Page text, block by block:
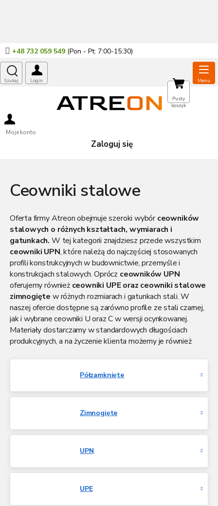
+48 732 059 549
Moje konto
Zaloguj się
KOSZYK
Pusty
koszyk
Ceowniki stalowe
Oferta firmy Atreon obejmuje szeroki wybórceowników
stalowych o różnych kształtach, wymiarach i
gatunkach. W tej kategorii znajdziesz przede wszystkim
ceowniki UPN, które należą do najczęściej stosowanych
profili konstrukcyjnych w budownictwie, przemyśle i
konstrukcjach stalowych. Oprócz ceowników UPN
oferujemy również ceowniki UPE oraz ceowniki stalowe
zimnogięte w różnych rozmiarach i gatunkach stali. W
naszej ofercie dostępne są zarówno profile ze stali czarnej,
jak i wybrane ceowniki U oraz C w wersji ocynkowanej.
Materiały dostarczamy w standardowych długościach
produkcyjnych, a na życzenie klienta możemy je również
dostarczamy wygodnie i niezawodnie własnym
transportem na terenie całej Polski. Dzięki temu
klientów indywidualnych, jak i firm. Potrzebujesz pomocy w
wyborze odpowiedniego ceownika? Chętnie doradzimy i
pomożemy dobrać właściwy profil do planowanej
konstrukcji. Kontynuować
Półzamknięte
Zimnogięte
UPN
UPE